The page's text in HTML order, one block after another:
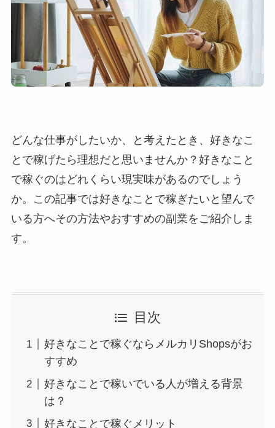
どんな仕事がしたいか、と考えたとき、好きなこ
とで稼げたら理想だと思いませんか？好きなこと
で稼ぐのはどれくらい現実味があるのでしょう
か。この記事では好きなことで稼ぎたいと望んで
いる方へその方法やおすすめの副業をご紹介しま
す。
目次
好きなことで稼ぐならメルカリShopsがお
すすめ
好きなことで稼いでいる人が増える背景
は？
好きなことで稼ぐメリット